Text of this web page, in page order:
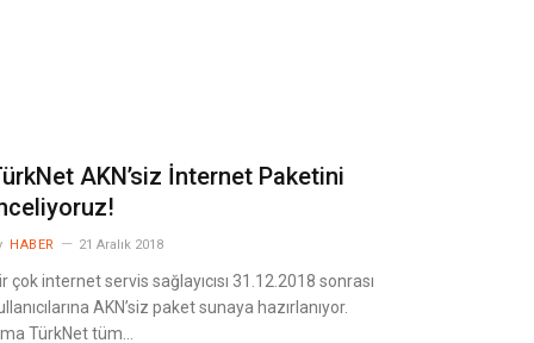
AKN’siz İnternet Paketini
HABER 21 Aralık 2018
çok internet servis sağlayıcısı 31.12.2018 sonrası
AKN’siz paket sunaya hazırlanıyor.
TürkNet tüm…